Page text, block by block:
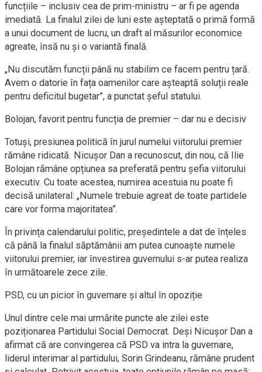
funcțiile – inclusiv cea de prim-ministru – ar fi pe agenda
imediată. La finalul zilei de luni este așteptată o primă formă
a unui document de lucru, un draft al măsurilor economice
agreate, însă nu și o variantă finală.
„Nu discutăm funcții până nu stabilim ce facem pentru țară.
Avem o datorie în fața oamenilor care așteaptă soluții reale
pentru deficitul bugetar”, a punctat șeful statului.
Bolojan, favorit pentru funcția de premier – dar nu e decisiv
Totuși, presiunea politică în jurul numelui viitorului premier
rămâne ridicată. Nicușor Dan a recunoscut, din nou, că Ilie
Bolojan rămâne opțiunea sa preferată pentru șefia viitorului
executiv. Cu toate acestea, numirea acestuia nu poate fi
decisă unilateral: „Numele trebuie agreat de toate partidele
care vor forma majoritatea”.
În privința calendarului politic, președintele a dat de înțeles
că până la finalul săptămânii am putea cunoaște numele
viitorului premier, iar învestirea guvernului s-ar putea realiza
în următoarele zece zile.
PSD, cu un picior în guvernare și altul în opoziție
Unul dintre cele mai urmărite puncte ale zilei este
poziționarea Partidului Social Democrat. Deși Nicușor Dan a
afirmat că are convingerea că PSD va intra la guvernare,
liderul interimar al partidului, Sorin Grindeanu, rămâne prudent